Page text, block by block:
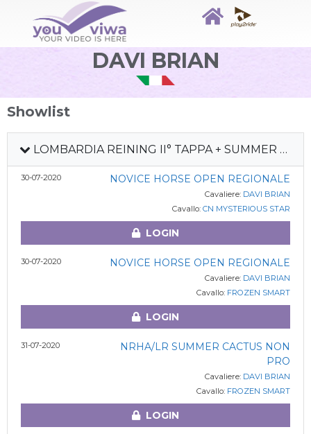
DAVI BRIAN
Showlist
LOMBARDIA REINING II° TAPPA + SUMMER CACTUS 2020
30-07-2020 NOVICE HORSE OPEN REGIONALE
Cavaliere: DAVI BRIAN
Cavallo: CN MYSTERIOUS STAR
LOGIN
30-07-2020 NOVICE HORSE OPEN REGIONALE
Cavaliere: DAVI BRIAN
Cavallo: FROZEN SMART
LOGIN
31-07-2020
NRHA/LR SUMMER CACTUS NON
PRO
Cavaliere: DAVI BRIAN
Cavallo: FROZEN SMART
LOGIN